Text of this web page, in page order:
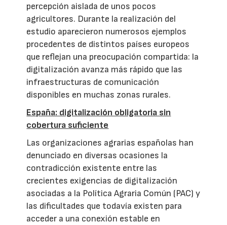
percepción aislada de unos pocos
agricultores. Durante la realización del
estudio aparecieron numerosos ejemplos
procedentes de distintos países europeos
que reflejan una preocupación compartida: la
digitalización avanza más rápido que las
infraestructuras de comunicación
disponibles en muchas zonas rurales.
España: digitalización obligatoria sin
cobertura suficiente
Las organizaciones agrarias españolas han
denunciado en diversas ocasiones la
contradicción existente entre las
crecientes exigencias de digitalización
asociadas a la Política Agraria Común (PAC) y
las dificultades que todavía existen para
acceder a una conexión estable en